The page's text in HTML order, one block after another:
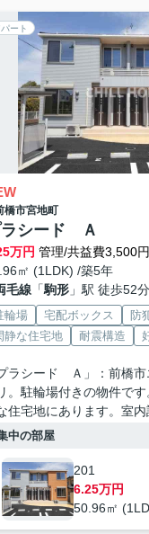
ート
橋市宮地町
シード Ａ
万円 管理/共益費3,500円
㎡ (1LDK) /築5年
毛線「駒形」駅 徒歩52分
輪場 宅配ボックス
防
静な住宅地
耐震構造
ラシード Ａ」：前橋
。駐輪場付きの物件で
住宅地にあります。室内
中の部屋
201
6.25万円
50.96㎡